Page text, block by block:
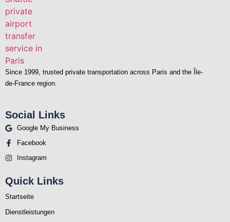
Since 1999, trusted private transportation across Paris and the Île-
de-France region.
Social Links
Google My Business
Facebook
Instagram
Quick Links
Startseite
Dienstleistungen